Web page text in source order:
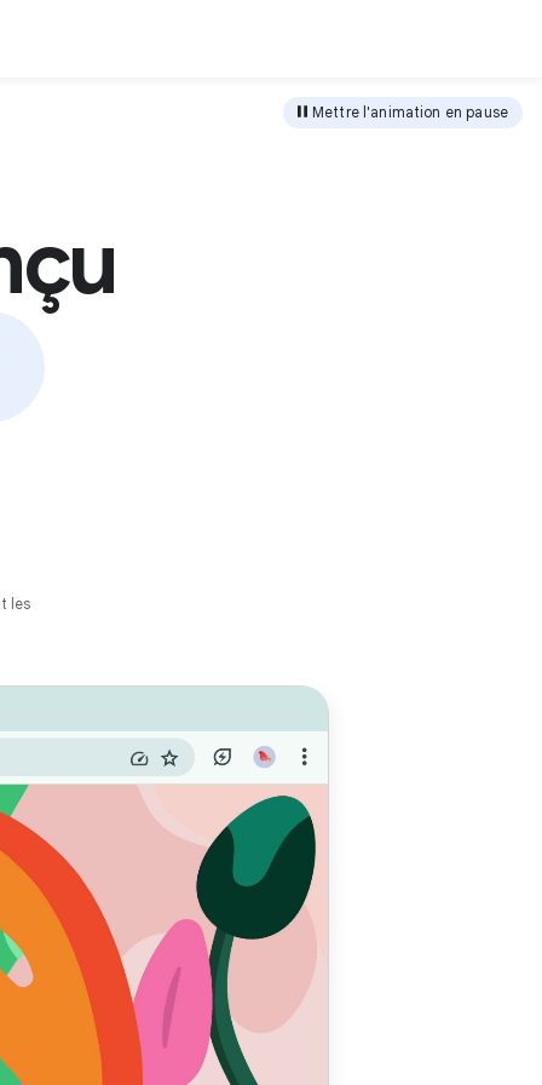
Mettre l'animation en pause
les